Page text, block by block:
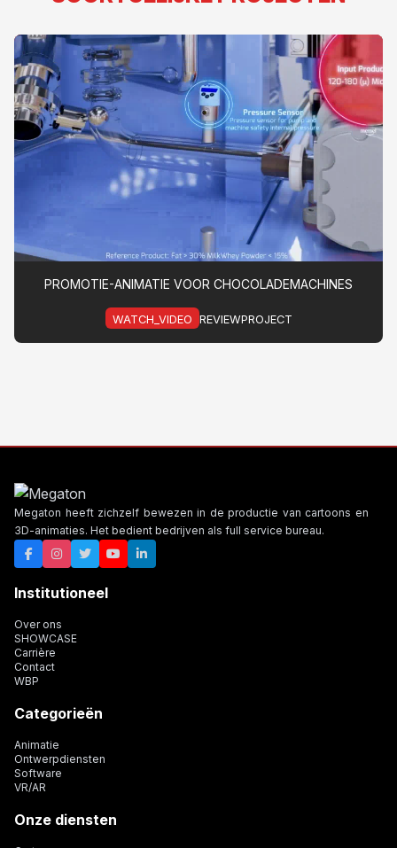
PROMOTIE-ANIMATIE VOOR CHOCOLADEMACHINES
WATCH_VIDEO REVIEWPROJECT
Megaton heeft zichzelf bewezen in de productie van cartoons en
3D-animaties. Het bedient bedrijven als full service bureau.
Institutioneel
Over ons
SHOWCASE
Carrière
Contact
WBP
Categorieën
Animatie
Ontwerpdiensten
Software
VR/AR
Onze diensten